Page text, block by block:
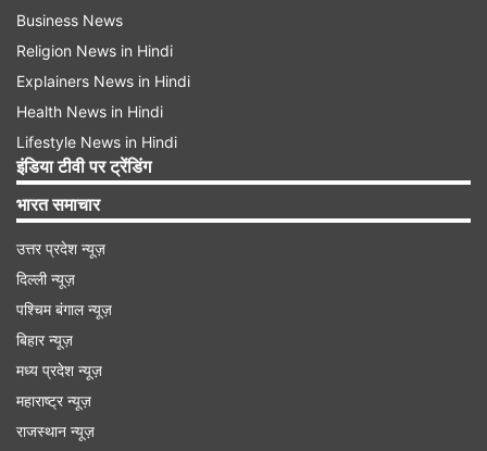
Business News
Religion News in Hindi
Explainers News in Hindi
Health News in Hindi
Lifestyle News in Hindi
इंडिया टीवी पर ट्रेंडिंग
भारत समाचार
उत्तर प्रदेश न्यूज़
दिल्ली न्यूज़
पश्चिम बंगाल न्यूज़
बिहार न्यूज़
मध्य प्रदेश न्यूज़
महाराष्ट्र न्यूज़
राजस्थान न्यूज़